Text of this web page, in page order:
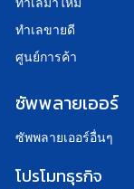
ทำเลขายดี
ศูนย์การค้า
ซัพพลายเออร์
ซัพพลายเออร์อื่นๆ
โปรโมทธุรกิจ